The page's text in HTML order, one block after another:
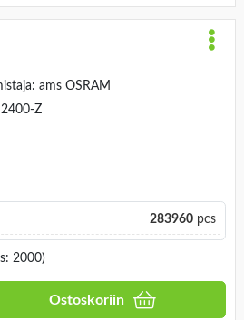
ams OSRAM
Z
283960pcs
2000)
Ostoskoriin